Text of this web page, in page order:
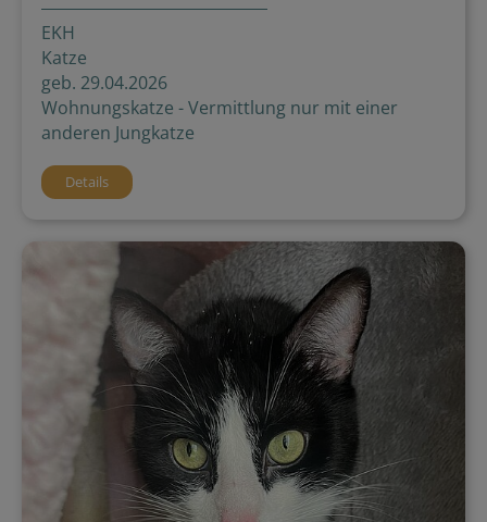
EKH
Katze
geb. 29.04.2026
Wohnungskatze - Vermittlung nur mit einer
anderen Jungkatze
Details